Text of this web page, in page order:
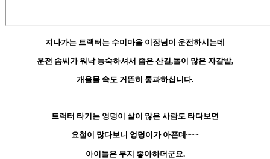
지나가는 트랙터는 수미마을 이장님이 운전하시는데
운전 솜씨가 워낙 능숙하셔서 좁은 산길,돌이 많은 자갈밭,
개울물 속도 거뜬히 통과하십니다.
트랙터 타기는 엉덩이 살이 많은 사람도 타다보면
요철이 많다보니 엉덩이가 아픈데~~~
아이들은 무지 좋아하더군요.